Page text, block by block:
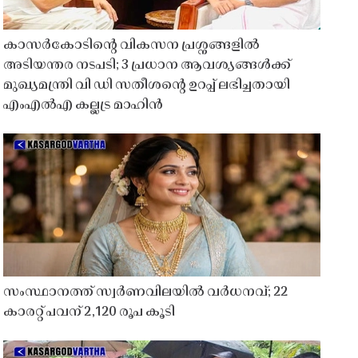
കാസർകോടിൻ്റെ വികസന പ്രശ്നങ്ങളിൽ
അടിയന്തര നടപടി; 3 പ്രധാന ആവശ്യങ്ങൾക്ക്
മുഖ്യമന്ത്രി വി ഡി സതീശൻ്റെ ഉറപ്പ് ലഭിച്ചതായി
എംഎൽഎ കല്ലട്ര മാഹിൻ
സംസ്ഥാനത്ത് സ്വർണവിലയിൽ വർധനവ്; 22
കാരറ്റ് പവന് 2,120 രൂപ കൂടി